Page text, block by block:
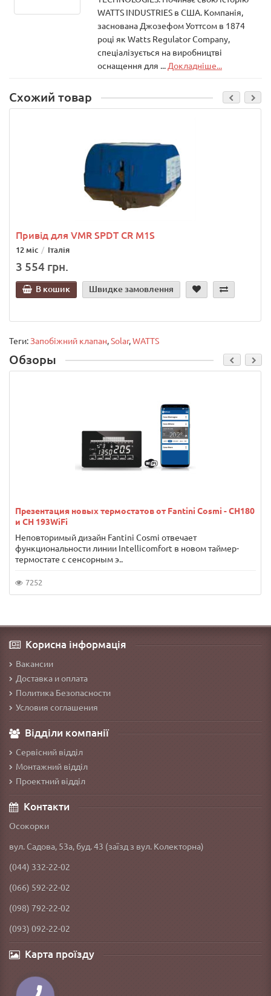
WATTS INDUSTRIES в США. Компанія,
заснована Джозефом Уоттсом в 1874
році як Watts Regulator Company,
спеціалізується на виробництві
оснащення для ... Докладніше...
Схожий товар
Привід для VMR SPDT CR M1S
12 міс Італія
3 554 грн.
В кошик Швидке замовлення
Теги:Запобіжний клапан,Solar,WATTS
Обзоры
Презентация новых термостатов от Fantini Cosmi - CH180
и CH 193WiFi
Неповторимый дизайн Fantini Cosmi отвечает
функциональности линии Intellicomfort в новом таймер-
термостате с сенсорным э..
7252
Корисна інформація
Вакансии
Доставка и оплата
Политика Безопасности
Условия соглашения
Відділи компанії
Сервісний відділ
Монтажний відділ
Проектний відділ
Контакти
Осокорки
вул. Садова, 53а, буд. 43 (заїзд з вул. Колекторна)
(044) 332-22-02
(066) 592-22-02
(098) 792-22-02
(093) 092-22-02
Карта проїзду